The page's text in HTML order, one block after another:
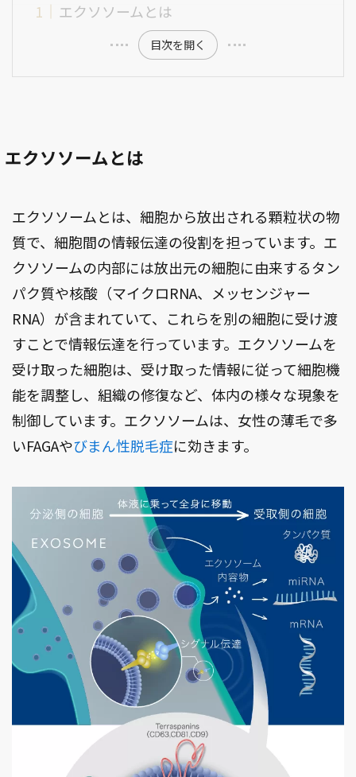
エクソソームとは
目次を開く
エクソソームとは
エクソソームとは、細胞から放出される顆粒状の物
質で、細胞間の情報伝達の役割を担っています。エ
クソソームの内部には放出元の細胞に由来するタン
パク質や核酸（マイクロRNA、メッセンジャー
RNA）が含まれていて、これらを別の細胞に受け渡
すことで情報伝達を行っています。エクソソームを
受け取った細胞は、受け取った情報に従って細胞機
能を調整し、組織の修復など、体内の様々な現象を
制御しています。エクソソームは、女性の薄毛で多
いFAGAやびまん性脱毛症に効きます。